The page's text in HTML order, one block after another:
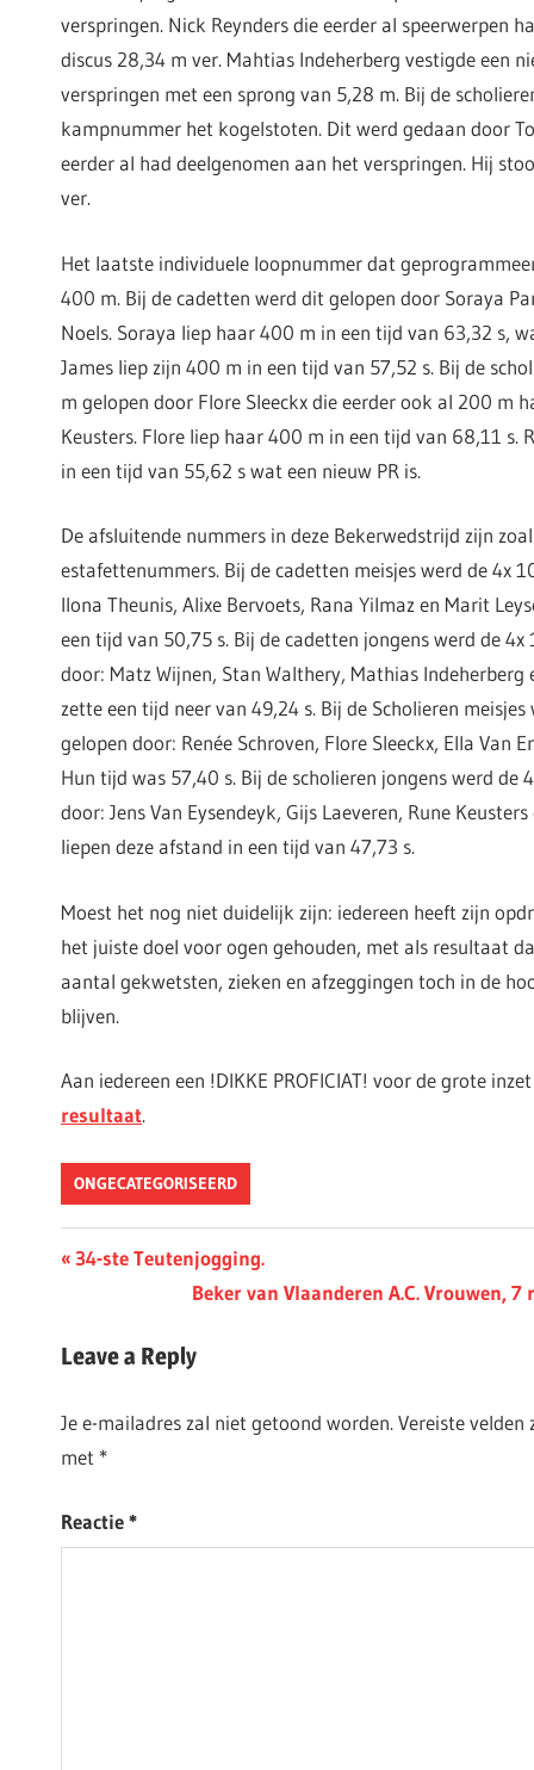
verspringen. Nick Reynders die eerder al speerwerpen
discus 28,34 m ver. Mahtias Indeherberg vestigde een
verspringen met een sprong van 5,28 m. Bij de
kampnummer het kogelstoten. Dit werd gedaan door
eerder al had deelgenomen aan het verspringen. Hij
ver.
Het laatste individuele loopnummer dat
400 m. Bij de cadetten werd dit gelopen door Soraya
Noels. Soraya liep haar 400 m in een tijd van 63,32 s,
James liep zijn 400 m in een tijd van 57,52 s. Bij de
m gelopen door Flore Sleeckx die eerder ook al 200 m
Keusters. Flore liep haar 400 m in een tijd van 68,11 s.
in een tijd van 55,62 s wat een nieuw PR is.
De afsluitende nummers in deze Bekerwedstrijd zijn
estafettenummers. Bij de cadetten meisjes werd de 4x
Ilona Theunis, Alixe Bervoets, Rana Yilmaz en Marit
een tijd van 50,75 s. Bij de cadetten jongens werd de
door: Matz Wijnen, Stan Walthery, Mathias Indeherberg
zette een tijd neer van 49,24 s. Bij de Scholieren
gelopen door: Renée Schroven, Flore Sleeckx, Ella Van
Hun tijd was 57,40 s. Bij de scholieren jongens werd de
door: Jens Van Eysendeyk, Gijs Laeveren, Rune
liepen deze afstand in een tijd van 47,73 s.
Moest het nog niet duidelijk zijn: iedereen heeft zijn
het juiste doel voor ogen gehouden, met als resultaat
aantal gekwetsten, zieken en afzeggingen toch in de
blijven.
Aan iedereen een !DIKKE PROFICIAT! voor de grote
resultaat.
ONGECATEGORISEERD
Berichtnavigatie
Previous
34-ste Teutenjogging.
Next
Beker van Vlaanderen A.C. Vrouwen, 7
Leave a Reply
Je e-mailadres zal niet getoond worden.Vereiste velden
met *
Reactie*